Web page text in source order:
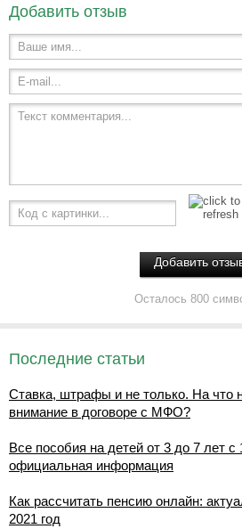
Добавить отзыв
Ваше имя...
E-mail...
Текст комментария...
Код с картинки...
Осталось 800
Последние статьи
Ставка, штрафы и не только. На что
внимание в договоре с МФО?
Все пособия на детей от 3 до 7 лет
официальная информация
Как рассчитать пенсию онлайн:
2021 год